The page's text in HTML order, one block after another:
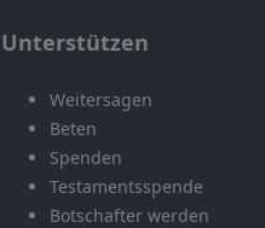
Unterstützen
Weitersagen
Beten
Spenden
Testamentsspende
Botschafter werden